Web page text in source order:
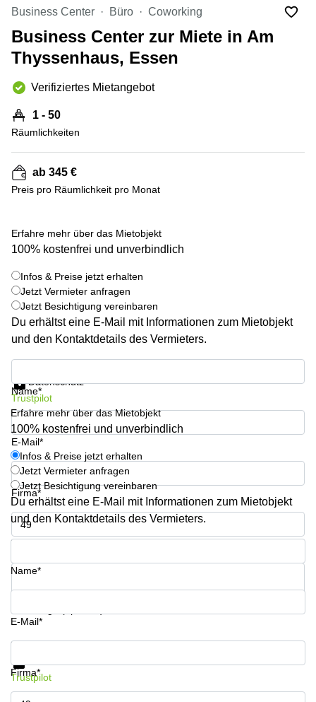
Düsseldorf
Büro
mieten
Köln
Büro
Essen
Büro
mieten
Hannover
Seminarraum
mieten
Neuss
Büro
mieten
Hamburg
Büro
mieten
Mitte
Büro
mieten
Dortmund
Tagungsraum
München
Büro
Mannheim
mieten
Büro
mieten
Meetingraum
Köln
10
Berlin
Kienberger
Allee 4
Berlin
Schönefeld
8 Hannover
21 Regus
Düsseldorf
Arcus
Str.
Mainzer
69
Frankfurt
Europaplatz
2 Berlin
Regus
726 Köln
Hohenstaufenring
62 Köln
Erna-
Scheffler-
Str. 1A
Köln
Hohenzollernring
57 Koln
Erhard-
Straße 18
Hamburg
Business Center Büro Coworking
Business Center zur Miete in Am
Thyssenhaus, Essen
Verifiziertes Mietangebot
1 - 50
Räumlichkeiten
ab 345 €
Preis pro Räumlichkeit pro Monat
Erfahre mehr über das Mietobjekt
100% kostenfrei und unverbindlich
Infos & Preise jetzt erhalten
Jetzt Vermieter anfragen
Jetzt Besichtigung vereinbaren
Du erhältst eine E-Mail mit Informationen zum Mietobjekt
und den Kontaktdetails des Vermieters.
Name*
E-Mail*
Firma*
Telefon*
Datenschutz
Trustpilot
Erfahre mehr über das Mietobjekt
100% kostenfrei und unverbindlich
Infos & Preise jetzt erhalten
Jetzt Vermieter anfragen
Jetzt Besichtigung vereinbaren
Du erhältst eine E-Mail mit Informationen zum Mietobjekt
und den Kontaktdetails des Vermieters.
Name*
E-Mail*
Firma*
Infos & Preise jetzt erhalten
Trustpilot